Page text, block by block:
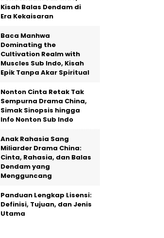
Kisah Balas Dendam di
Era Kekaisaran
Baca Manhwa
Dominating the
Cultivation Realm with
Muscles Sub Indo, Kisah
Epik Tanpa Akar Spiritual
Nonton Cinta Retak Tak
Sempurna Drama China,
Simak Sinopsis hingga
Info Nonton Sub Indo
Anak Rahasia Sang
Miliarder Drama China:
Cinta, Rahasia, dan Balas
Dendam yang
Mengguncang
Panduan Lengkap Lisensi:
Definisi, Tujuan, dan Jenis
Utama